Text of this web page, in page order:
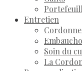
Entretien
Soin du
La